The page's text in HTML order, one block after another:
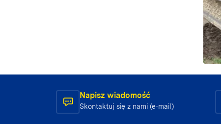
Napisz wiadomość
Skontaktuj się z nami (e-mail)